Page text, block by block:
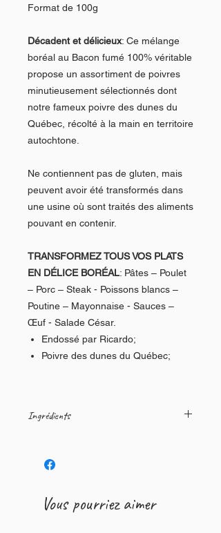
Format de 100g
Décadent et délicieux: Ce mélange
boréal au Bacon fumé 100% véritable
propose un assortiment de poivres
minutieusement sélectionnés dont
notre fameux poivre des dunes du
Québec, récolté à la main en territoire
autochtone.
Ne contiennent pas de gluten, mais
peuvent avoir été transformés dans
une usine où sont traités des aliments
pouvant en contenir.
TRANSFORMEZ TOUS VOS PLATS
EN DÉLICE BORÉAL: Pâtes – Poulet
– Porc – Steak - Poissons blancs –
Poutine – Mayonnaise - Sauces –
Œuf - Salade César.
Endossé par Ricardo;
Poivre des dunes du Québec;
Ingrédients
de 4 poivres, sel, sel fumé au bois
du Québec. Contient : Sulfites
Vous pourriez aimer